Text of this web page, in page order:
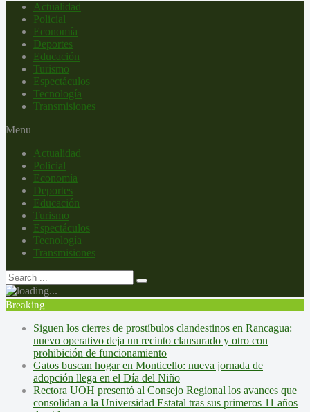
Actualidad
Policial
Economía
Deportes
Educación
Turismo
Espectáculos
Tecnología
Transmisiones
Menu
Actualidad
Policial
Economía
Deportes
Educación
Turismo
Espectáculos
Tecnología
Transmisiones
Breaking
Siguen los cierres de prostíbulos clandestinos en Rancagua:
nuevo operativo deja un recinto clausurado y otro con
prohibición de funcionamiento
Gatos buscan hogar en Monticello: nueva jornada de
adopción llega en el Día del Niño
Rectora UOH presentó al Consejo Regional los avances que
consolidan a la Universidad Estatal tras sus primeros 11 años